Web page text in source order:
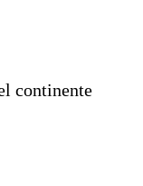
continente